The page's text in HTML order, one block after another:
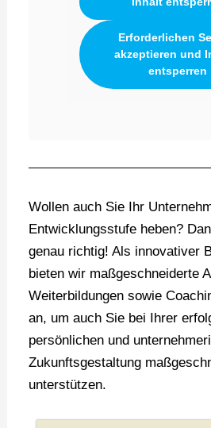
Erforderlichen
akzeptieren und
entsperren
Wollen auch Sie Ihr
Entwicklungsstufe heben?
genau richtig! Als innovativer
bieten wir maßgeschneiderte
Weiterbildungen sowie
an, um auch Sie bei Ihrer
persönlichen und
Zukunftsgestaltung
unterstützen.